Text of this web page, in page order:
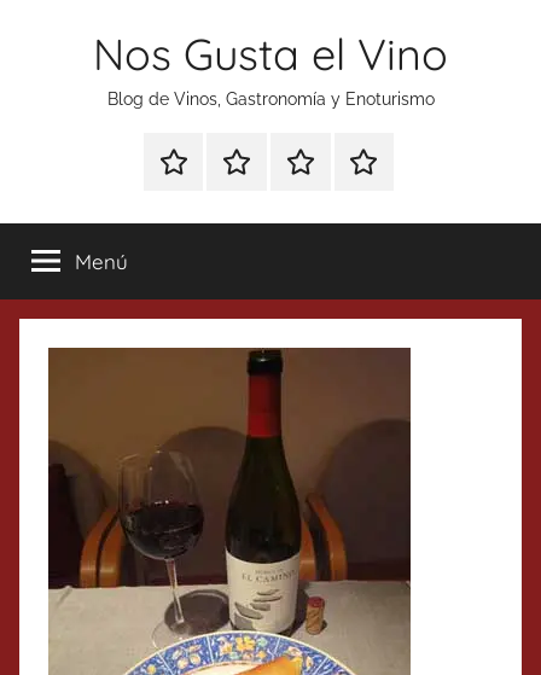
Nos Gusta el Vino
Blog de Vinos, Gastronomía y Enoturismo
Especial
Tonics
Enoturismo
Gastronomía
RankingContacto
Menú